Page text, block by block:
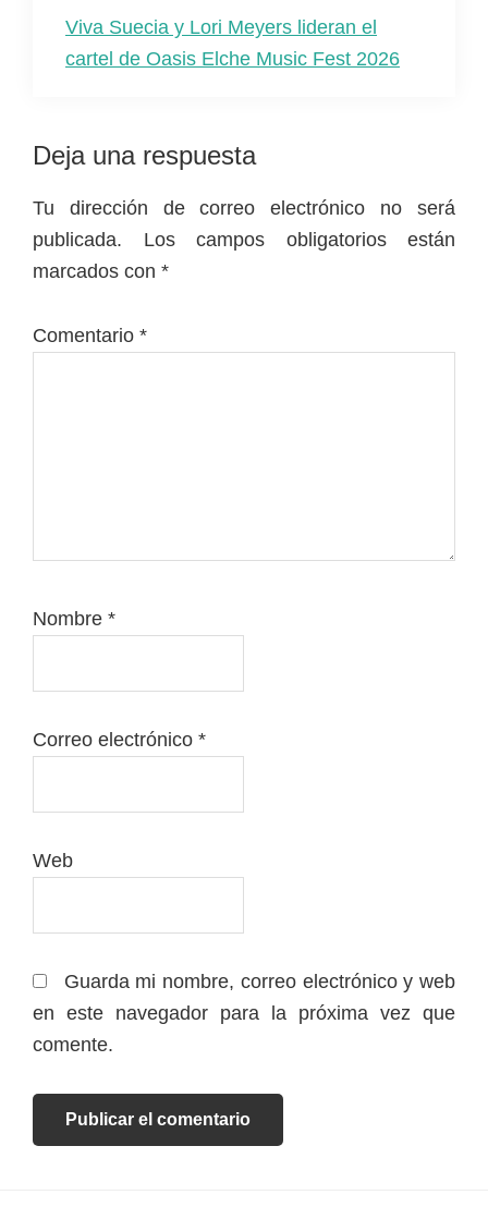
Viva Suecia y Lori Meyers lideran el
cartel de Oasis Elche Music Fest 2026
Interacciones
con
los
lectores
Deja una respuesta
Tu dirección de correo electrónico no será
publicada.
Los campos obligatorios están
marcados con *
Comentario *
Nombre *
Correo electrónico *
Web
Guarda mi nombre, correo electrónico y web
en este navegador para la próxima vez que
comente.